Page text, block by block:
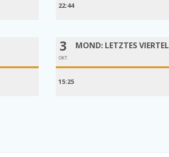
22:44
3
OKT.
MOND: LETZTES VIERTEL
15:25